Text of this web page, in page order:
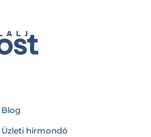
Blog
Üzleti hírmondó